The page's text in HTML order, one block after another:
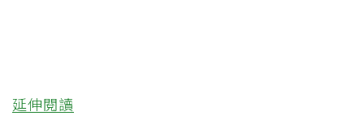
延伸閱讀